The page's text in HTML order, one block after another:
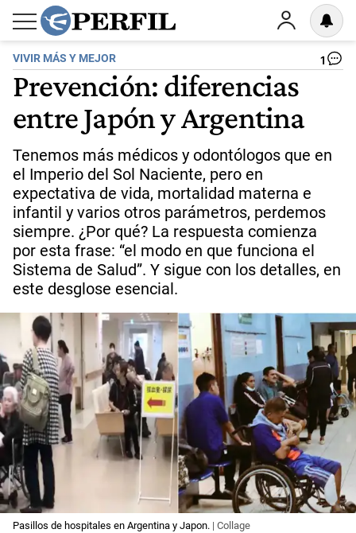
VIVIR MÁS Y MEJOR 1
Prevención: diferencias
entre Japón y Argentina
Tenemos más médicos y odontólogos que en
el Imperio del Sol Naciente, pero en
expectativa de vida, mortalidad materna e
infantil y varios otros parámetros, perdemos
siempre. ¿Por qué? La respuesta comienza
por esta frase: “el modo en que funciona el
Sistema de Salud”. Y sigue con los detalles, en
este desglose esencial.
Pasillos de hospitales en Argentina y Japon. | Collage